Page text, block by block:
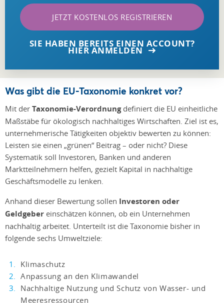
JETZT KOSTENLOS REGISTRIEREN
SIE HABEN BEREITS EINEN ACCOUNT?
HIER ANMELDEN
Was gibt die EU-Taxonomie konkret vor?
Mit der Taxonomie-Verordnungdefiniert die EU einheitliche
Maßstäbe für ökologisch nachhaltiges Wirtschaften. Ziel ist es,
unternehmerische Tätigkeiten objektiv bewerten zu können:
Leisten sie einen „grünen“ Beitrag – oder nicht? Diese
Systematik soll Investoren, Banken und anderen
Marktteilnehmern helfen, gezielt Kapital in nachhaltige
Geschäftsmodelle zu lenken.
Anhand dieser Bewertung sollen Investoren oder
Geldgeber einschätzen können, ob ein Unternehmen
nachhaltig arbeitet. Unterteilt ist die Taxonomie bisher in
folgende sechs Umweltziele:
Klimaschutz
Anpassung an den Klimawandel
Nachhaltige Nutzung und Schutz von Wasser- und
Meeresressourcen